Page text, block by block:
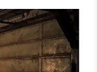
Automata vor
alten Bekannten
Devola, Popola,
60 und